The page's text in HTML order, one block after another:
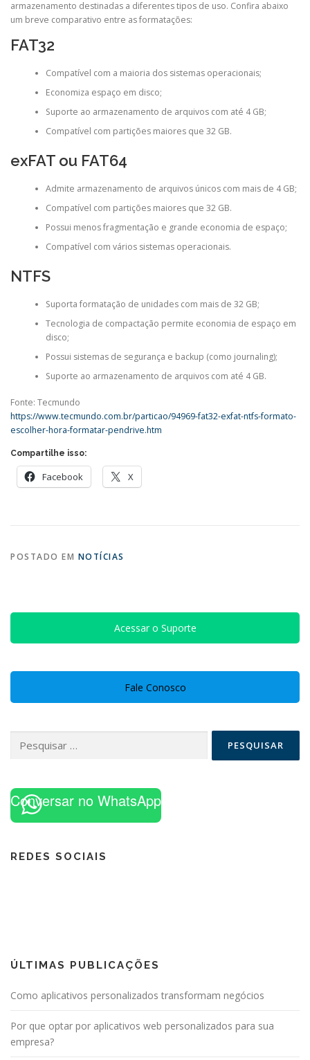
armazenamento destinadas a diferentes tipos de uso. Confira abaixo
um breve comparativo entre as formatações:
FAT32
Compatível com a maioria dos sistemas operacionais;
Economiza espaço em disco;
Suporte ao armazenamento de arquivos com até 4 GB;
Compatível com partições maiores que 32 GB.
exFAT ou FAT64
Admite armazenamento de arquivos únicos com mais de 4 GB;
Compatível com partições maiores que 32 GB.
Possui menos fragmentação e grande economia de espaço;
Compatível com vários sistemas operacionais.
NTFS
Suporta formatação de unidades com mais de 32 GB;
Tecnologia de compactação permite economia de espaço em
disco;
Possui sistemas de segurança e backup (como journaling);
Suporte ao armazenamento de arquivos com até 4 GB.
Fonte: Tecmundo
https://www.tecmundo.com.br/particao/94969-fat32-exfat-ntfs-formato-
escolher-hora-formatar-pendrive.htm
Compartilhe isso:
Facebook X
POSTADO EM NOTÍCIAS
Acessar o Suporte
Fale Conosco
por:
Conversar no WhatsApp
REDES SOCIAIS
ÚLTIMAS PUBLICAÇÕES
Como aplicativos personalizados transformam negócios
Por que optar por aplicativos web personalizados para sua
empresa?